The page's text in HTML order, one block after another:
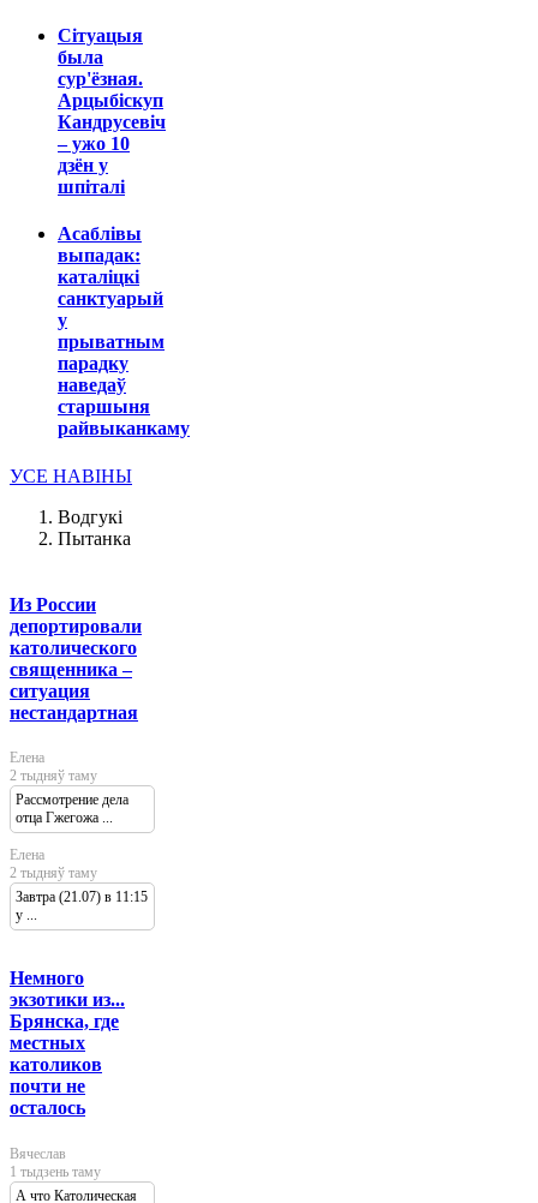
Сітуацыя
была
сур'ёзная.
Арцыбіскуп
Кандрусевіч
– ужо 10
дзён у
шпіталі
Асаблівы
выпадак:
каталіцкі
санктуарый
у
прыватным
парадку
наведаў
старшыня
райвыканкаму
УСЕ НАВІНЫ
Водгукі
Пытанка
Из России
депортировали
католического
священника –
ситуация
нестандартная
Елена
2 тыдняў таму
Рассмотрение дела
отца Гжегожа ...
Елена
2 тыдняў таму
Завтра (21.07) в 11:15
у ...
Немного
экзотики из...
Брянска, где
местных
католиков
почти не
осталось
Вячеслав
1 тыдзень таму
А что Католическая